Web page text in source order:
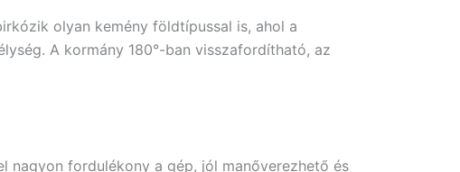
olyan kemény földtípussal is, ahol a
A kormány 180°-ban visszafordítható, az
fordulékony a gép, jól manőverezhető és